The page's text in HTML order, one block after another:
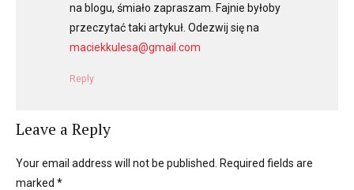
na blogu, śmiało zapraszam. Fajnie byłoby
przeczytać taki artykuł. Odezwij się na
maciekkulesa@gmail.com
Reply
Leave a Reply
Your email address will not be published. Required fields are
marked *